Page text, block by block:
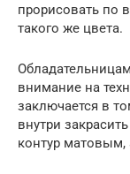
прорисовать по
такого же цвета.
внимание на
заключается в
внутри
контур матовым,